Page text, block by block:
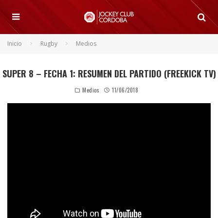
Inicio Rugby Medios
SUPER 8 – FECHA 1: RESUMEN DEL PARTIDO (FREEKICK TV)
Medios 11/06/2018